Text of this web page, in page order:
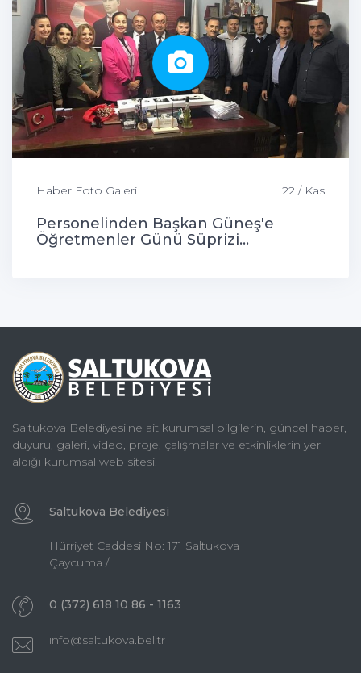
Haber Foto Galeri 22 / Kas
Personelinden Başkan Güneş'e
Öğretmenler Günü Süprizi...
Saltukova Belediyesi'ne ait kurumsal bilgilerin, güncel haber,
duyuru, galeri, video, proje, çalışmalar ve etkinliklerin yer
aldığı kurumsal web sitesi.
Saltukova Belediyesi
Hürriyet Caddesi No: 171 Saltukova
Çaycuma /
0 (372) 618 10 86 - 1163
info@saltukova.bel.tr